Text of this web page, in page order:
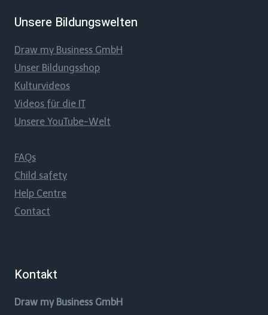
Unsere Bildungswelten
Draw my Business GmbH
Unser Bildungsshop
Kulturvideos
Videos für die IT
Unsere YouTube-Welt
FAQs
Child safety
Help Centre
Contact
Kontakt
Draw my Business GmbH